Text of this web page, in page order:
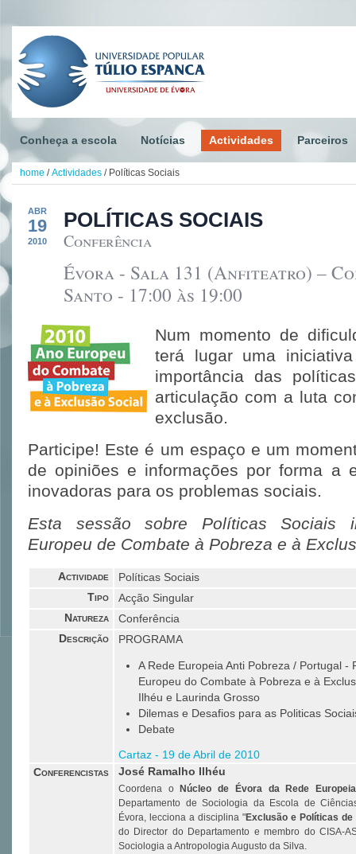
Conheça a escola Notícias Actividades Parceiros
home / Actividades / Políticas Sociais
ABR
19
2010
POLÍTICAS SOCIAIS
Conferência
Évora - Sala 131 (Anfiteatro) –
Santo - 17:00 às 19:00
Num momento de
terá lugar uma
importância das
articulação com a luta
exclusão.
Participe! Este é um espaço e um
de opiniões e informações por forma a
inovadoras para os problemas sociais.
Esta sessão sobre Políticas Sociais
Europeu de Combate à Pobreza e à
Actividade Políticas Sociais
Tipo Acção Singular
Natureza Conferência
Descrição PROGRAMA
A Rede Europeia Anti Pobreza / Portugal -
Europeu do Combate à Pobreza e à
Ilhéu e Laurinda Grosso
Dilemas e Desafios para as Politicas
Debate
Cartaz - 19 de Abril de 2010
Conferencistas José Ramalho Ilhéu
Coordena oNúcleo de Évora da Rede
Departamento de Sociologia da Escola de
Évora, lecciona a disciplina "Exclusão e Políticas
do Director do Departamento e membro do CISA-
Sociologia a Antropologia Augusto da Silva.